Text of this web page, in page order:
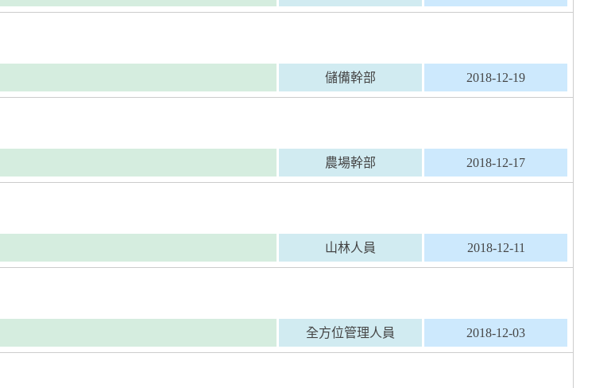
儲備幹部 2018-12-19
農場幹部 2018-12-17
山林人員 2018-12-11
全方位管理人員 2018-12-03